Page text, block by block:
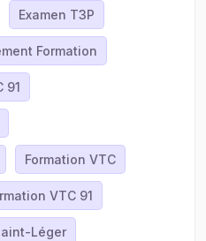
Examen T3P
Formation
91
Formation VTC
VTC 91
Léger